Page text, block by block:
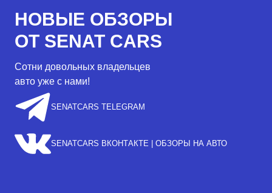
НОВЫЕ ОБЗОРЫ
ОТ SENAT CARS
Сотни довольных владельцев
авто уже с нами!
SENATCARS TELEGRAM
SENATCARS ВКОНТАКТЕ | ОБЗОРЫ НА АВТО